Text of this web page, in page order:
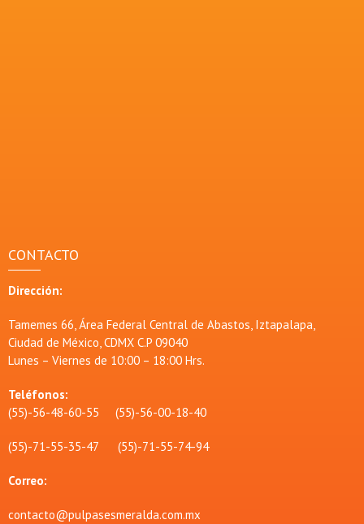
CONTACTO
Dirección:
Tamemes 66, Área Federal Central de Abastos, Iztapalapa,
Ciudad de México, CDMX C.P 09040
Lunes – Viernes de 10:00 – 18:00 Hrs.
Teléfonos:
(55)-56-48-60-55 (55)-56-00-18-40
(55)-71-55-35-47 (55)-71-55-74-94
Correo:
contacto@pulpasesmeralda.com.mx